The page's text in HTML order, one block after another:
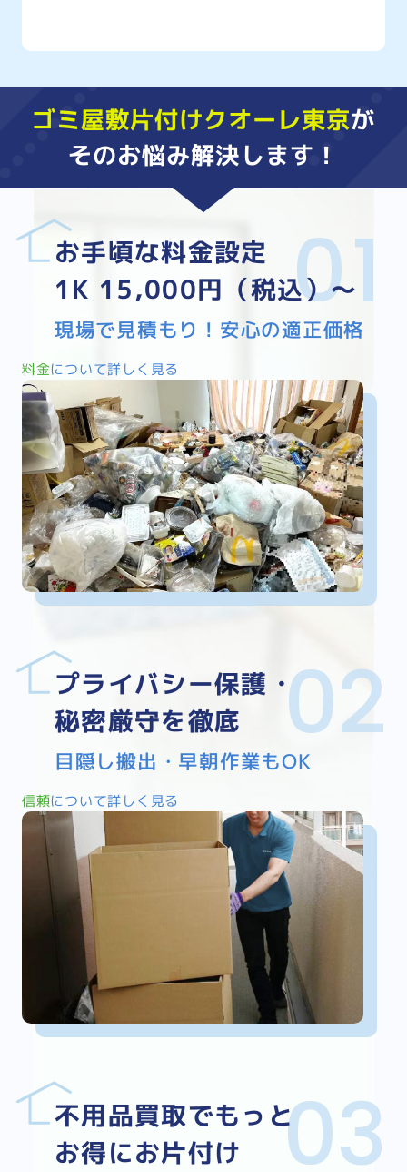
ゴミ屋敷片付けクオーレ東京が
そのお悩み解決します！
お手頃な料金設定
1K 15,000円（税込）～
現場で見積もり！安心の適正価格
料金について詳しく見る
プライバシー保護・
秘密厳守を徹底
目隠し搬出・早朝作業もOK
信頼について詳しく見る
不用品買取でもっと
お得にお片付け